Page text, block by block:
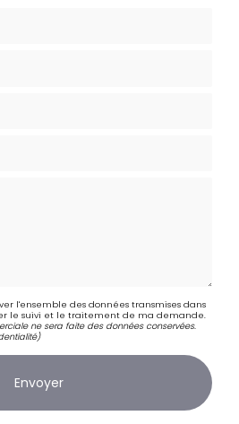
l'ensemble des données transmises dans
le suivi et le traitement de ma demande.
ne sera faite des données conservées.
)